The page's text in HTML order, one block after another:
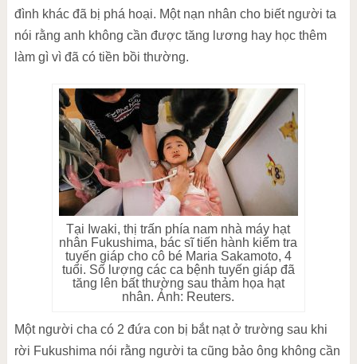
đình khác đã bị phá hoại. Một nạn nhân cho biết người ta
nói rằng anh không cần được tăng lương hay học thêm
làm gì vì đã có tiền bồi thường.
Tại Iwaki, thị trấn phía nam nhà máy hạt
nhân Fukushima, bác sĩ tiến hành kiểm tra
tuyến giáp cho cô bé Maria Sakamoto, 4
tuổi. Số lượng các ca bệnh tuyến giáp đã
tăng lên bất thường sau thảm họa hạt
nhân. Ảnh: Reuters.
Một người cha có 2 đứa con bị bắt nạt ở trường sau khi
rời Fukushima nói rằng người ta cũng bảo ông không cần